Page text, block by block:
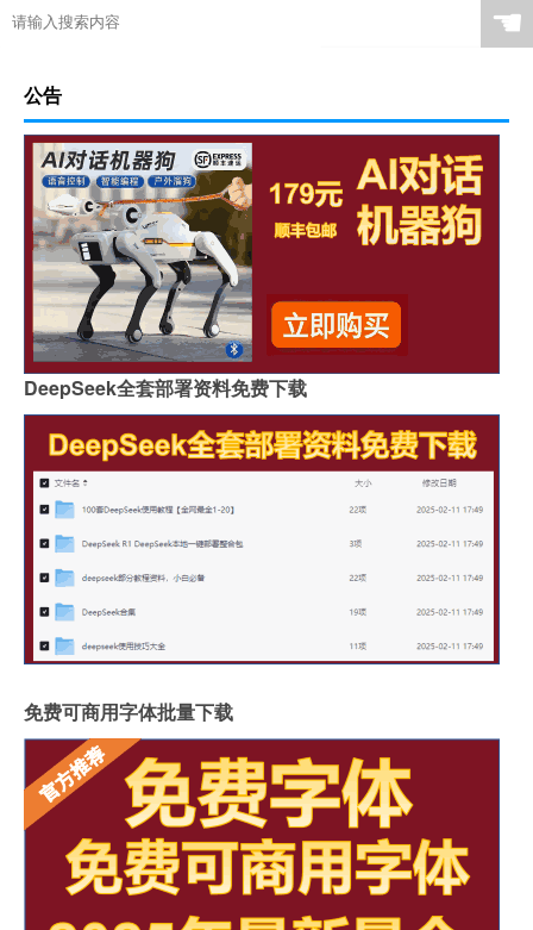
☚
公告
DeepSeek全套部署资料免费下载
免费可商用字体批量下载